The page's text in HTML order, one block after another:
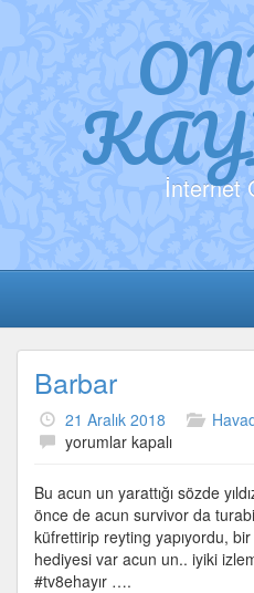
İnternet
Barbar
21 Aralık 2018
Barbar
yorumlar kapalı
Bu acun un yarattığı sözde
önce de acun survivor da
küfrettirip reyting yapıyordu,
hediyesi var acun un.. iyiki
#tv8ehayır ….